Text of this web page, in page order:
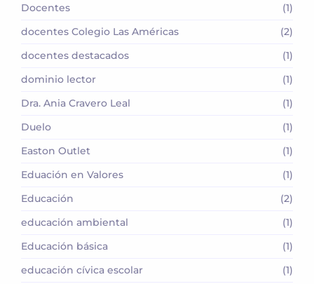
Docentes
(1)
docentes Colegio Las Américas
(2)
docentes destacados
(1)
dominio lector
(1)
Dra. Ania Cravero Leal
(1)
Duelo
(1)
Easton Outlet
(1)
Eduación en Valores
(1)
Educación
(2)
educación ambiental
(1)
Educación básica
(1)
educación cívica escolar
(1)